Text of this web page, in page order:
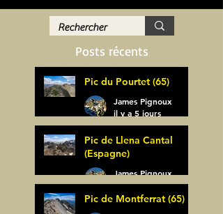
Posts récents
Pic du Pourtet (65)
James Pignoux
il y a 5 jours
Pic de Llena Cantal
(Espagne)
James Pignoux
30 juil.
Pic de Montferrat (65)